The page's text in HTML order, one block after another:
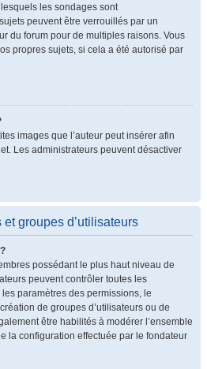
les sondages sont
peuvent être verrouillés par un
du forum pour de multiples raisons. Vous
propres sujets, si cela a été autorisé par
images que l’auteur peut insérer afin
Les administrateurs peuvent désactiver
groupes d’utilisateurs
possédant le plus haut niveau de
peuvent contrôler toutes les
paramètres des permissions, le
de groupes d’utilisateurs ou de
être habilités à modérer l’ensemble
la configuration effectuée par le fondateur